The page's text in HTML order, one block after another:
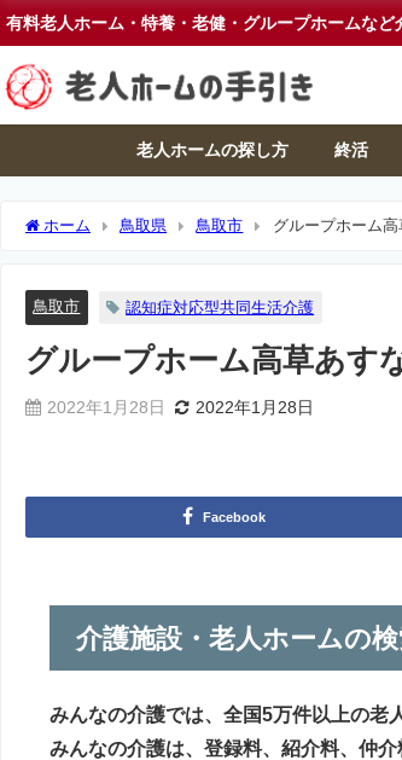
有料老人ホーム・特養・老健・グループホームな
老人ホームの探し方 終活
ホーム 鳥取県 鳥取市 グループホーム高
鳥取市 認知症対応型共同生活介護
グループホーム高草あす
2022年1月28日 2022年1月28日
Facebook
介護施設・老人ホームの
みんなの介護では、全国5万件以上の老
みんなの介護は、登録料、紹介料、仲